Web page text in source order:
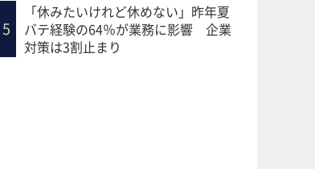
「休みたいけれど休めない」昨年夏
バテ経験の64％が業務に影響 企業
対策は3割止まり